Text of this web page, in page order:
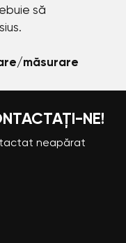
să
măsurare
NE!
neapărat